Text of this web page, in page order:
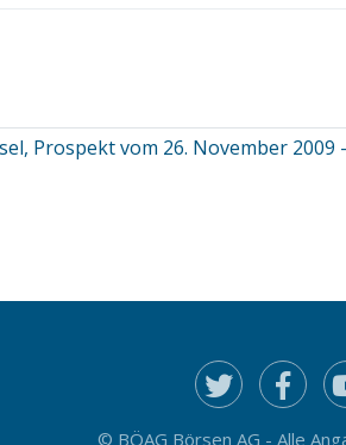
Prospekt vom 26. November 2009
© BÖAG Börsen AG - Alle